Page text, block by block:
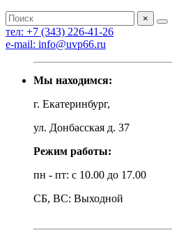
×
тел: +7 (343) 226-41-26
e-mail: info@uvp66.ru
Мы находимся:
г. Екатеринбург,
ул. Донбасская д. 37
Режим работы:
пн - пт: с 10.00 до 17.00
СБ, ВС: Выходной